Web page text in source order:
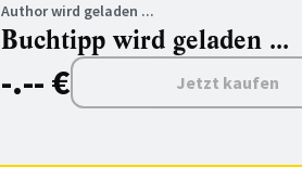
Author wird geladen ...
Buchtipp wird geladen ...
-.-- € Jetzt kaufen